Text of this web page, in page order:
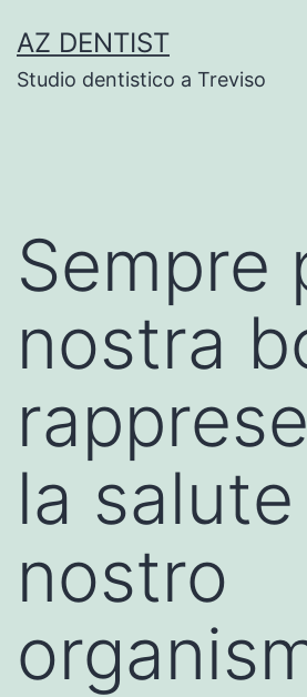
to
content
AZ DENTIST
Studio dentistico a Treviso
Sempre
nostra
la
nostro